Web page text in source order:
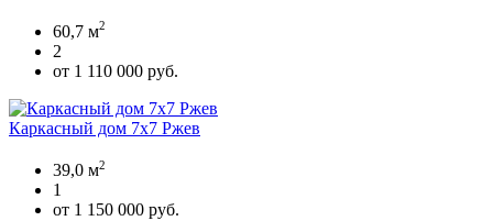
60,7 м2
2
от 1 110 000 руб.
Каркасный дом 7х7 Ржев
39,0 м2
1
от 1 150 000 руб.